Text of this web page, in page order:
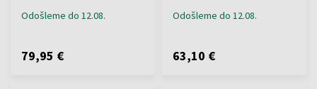
Odošleme do 12.08.
79,95 €
Odošleme do 12.08.
63,10 €